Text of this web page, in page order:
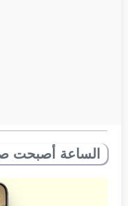
الساعة أصبحت